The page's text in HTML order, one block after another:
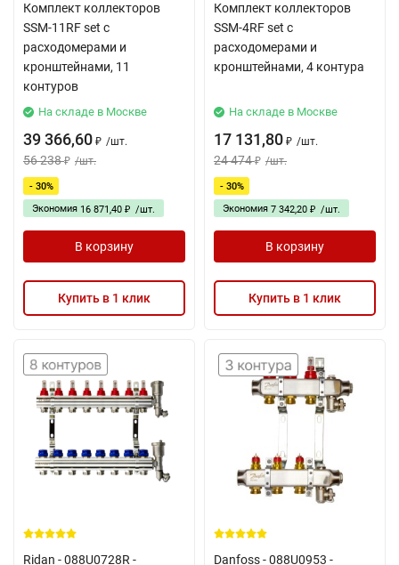
Комплект коллекторов
SSM-11RF set с
расходомерами и
кронштейнами, 11
контуров
На складе в Москве
39 366,60 ₽ /шт.
56 238 ₽ /шт.
- 30%
Экономия 16 871,40 ₽ /шт.
В корзину
Купить в 1 клик
Комплект коллекторов
SSM-4RF set с
расходомерами и
кронштейнами, 4 контура
На складе в Москве
17 131,80 ₽ /шт.
24 474 ₽ /шт.
- 30%
Экономия 7 342,20 ₽ /шт.
В корзину
Купить в 1 клик
Ridan - 088U0728R - Danfoss - 088U0953 -